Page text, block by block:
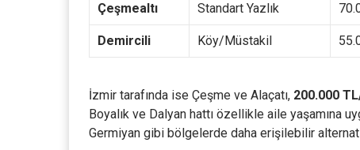
Çeşmealtı Standart Yazlık
Demircili Köy/Müstakil
İzmir tarafında ise Çeşme ve Alaçatı, 200.000
Boyalık ve Dalyan hattı özellikle aile yaşamına
Germiyan gibi bölgelerde daha erişilebilir